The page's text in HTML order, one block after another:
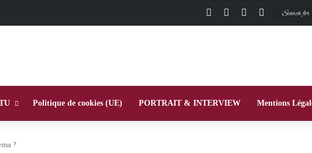
Facebook InstagramSwitch skin
Politique de cookies (UE) PORTRAIT & INTERVIEW Mentions
?